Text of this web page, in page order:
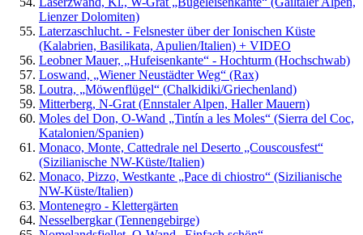
Lienzer Dolomiten)
Laterzaschlucht. - Felsnester über der Ionischen Küste
(Kalabrien, Basilikata, Apulien/Italien) + VIDEO
Leobner Mauer, „Hufeisenkante“ - Hochturm (Hochschwab)
Loswand, „Wiener Neustädter Weg“ (Rax)
Loutra, „Möwenflügel“ (Chalkidiki/Griechenland)
Mitterberg, N-Grat (Ennstaler Alpen, Haller Mauern)
Moles del Don, O-Wand „Tintín a les Moles“ (Sierra del Coc,
Katalonien/Spanien)
Monaco, Monte, Cattedrale nel Deserto „Couscousfest“
(Sizilianische NW-Küste/Italien)
Monaco, Pizzo, Westkante „Pace di chiostro“ (Sizilianische
NW-Küste/Italien)
Montenegro - Klettergärten
Nesselbergkar (Tennengebirge)